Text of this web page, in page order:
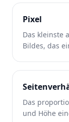
Pixel
Das kleinste
Bildes, das
Das
und Höhe